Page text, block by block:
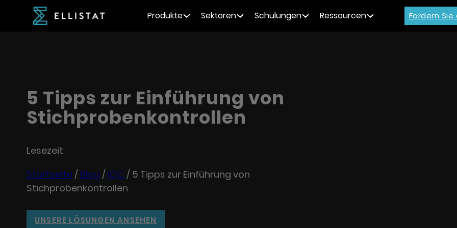
Produkte Sektoren Schulungen Ressourcen Fordern
5 Tipps zur Einführung von
Stichprobenkontrollen
Lesezeit
Startseite/ Blog / IQC / 5 Tipps zur Einführung von
Stichprobenkontrollen
UNSERE LÖSUNGEN ANSEHEN